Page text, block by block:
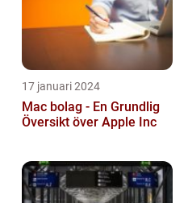
17 januari 2024
Mac bolag - En Grundlig
Översikt över Apple Inc